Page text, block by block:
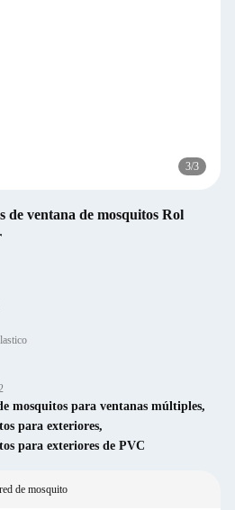
3/3
ventana de mosquitos Rol
mosquitos para ventanas múltiples,
para exteriores,
para exteriores de PVC
red de mosquito